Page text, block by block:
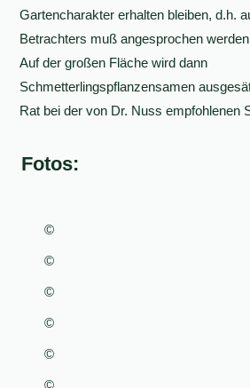
Gartencharakter erhalten bleiben, d.h.
Betrachters muß angesprochen
Auf der großen Fläche wird dann
Schmetterlingspflanzensamen
Rat bei der von Dr. Nuss empfohlenen
Fotos:
©
©
©
©
©
©